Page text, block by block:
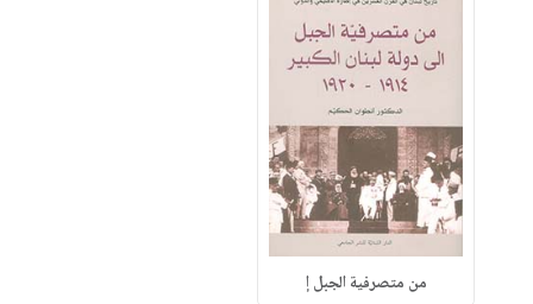
من متصرفية الجبل إ